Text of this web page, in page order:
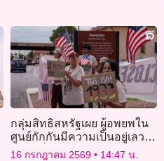
กลุ่มสิทธิสหรัฐเผย ผู้อพยพใน
ศูนย์กักกันมีความเป็นอยู่เลว
ร้าย หวั่นถูกละเมิดสิทธิ
16 กรกฎาคม 2569 14:47 น.